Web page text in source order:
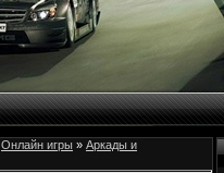
Онлайн игры » Аркады и